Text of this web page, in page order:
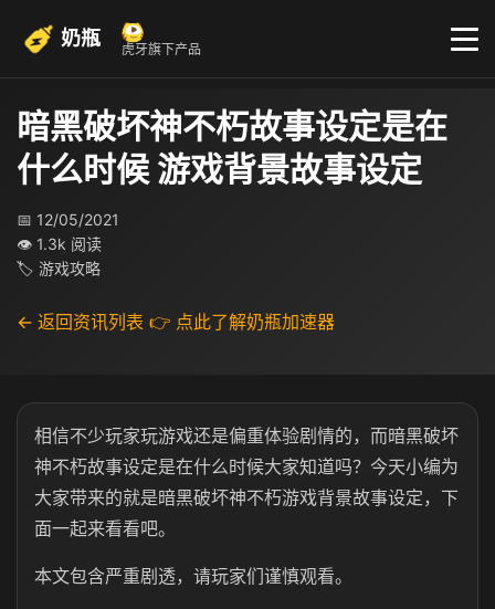
奶瓶 虎牙旗下产品
暗黑破坏神不朽故事设定是在
什么时候 游戏背景故事设定
📅 12/05/2021
👁 1.3k 阅读
🏷 游戏攻略
← 返回资讯列表 👉 点此了解奶瓶加速器
相信不少玩家玩游戏还是偏重体验剧情的，而暗黑破坏
神不朽故事设定是在什么时候大家知道吗？今天小编为
大家带来的就是暗黑破坏神不朽游戏背景故事设定，下
面一起来看看吧。
本文包含严重剧透，请玩家们谨慎观看。